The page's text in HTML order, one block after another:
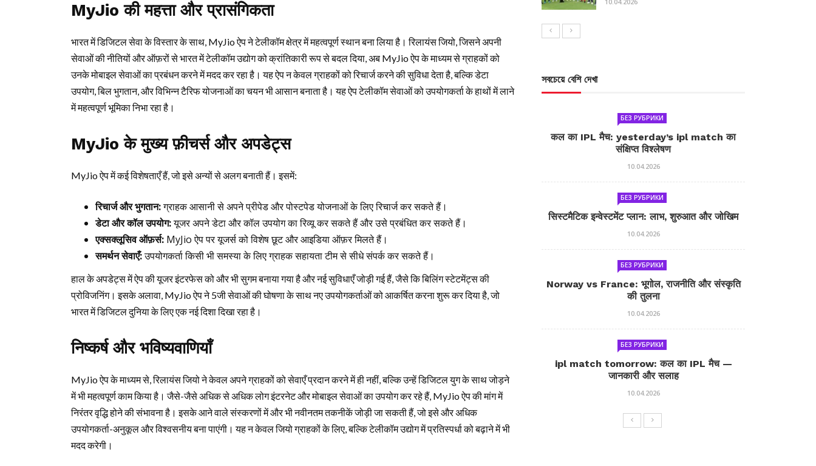
MyJio की महत्ता और प्रासंगिकता
भारत में डिजिटल सेवा के विस्तार के साथ, MyJio ऐप ने टेलीकॉम क्षेत्र में महत्वपूर्ण स्थान बना लिया है। रिलायंस जियो, जिसने अपनी
सेवाओं की नीतियों और ऑफ़रों से भारत में टेलीकॉम उद्योग को क्रांतिकारी रूप से बदल दिया, अब MyJio ऐप के माध्यम से ग्राहकों को
उनके मोबाइल सेवाओं का प्रबंधन करने में मदद कर रहा है। यह ऐप न केवल ग्राहकों को रिचार्ज करने की सुविधा देता है, बल्कि डेटा
उपयोग, बिल भुगतान, और विभिन्न टैरिफ योजनाओं का चयन भी आसान बनाता है। यह ऐप टेलीकॉम सेवाओं को उपयोगकर्ता के हाथों में लाने
में महत्वपूर्ण भूमिका निभा रहा है।
MyJio के मुख्य फ़ीचर्स और अपडेट्स
MyJio ऐप में कई विशेषताएँ हैं, जो इसे अन्यों से अलग बनाती हैं। इसमें:
रिचार्ज और भुगतान:ग्राहक आसानी से अपने प्रीपेड और पोस्टपेड योजनाओं के लिए रिचार्ज कर सकते हैं।
डेटा और कॉल उपयोग:यूजर अपने डेटा और कॉल उपयोग का रिव्यू कर सकते हैं और उसे प्रबंधित कर सकते हैं।
एक्सक्लूसिव ऑफ़र्स: MyJio ऐप पर यूजर्स को विशेष छूट और आइडिया ऑफ़र मिलते हैं।
समर्थन सेवाएँ:उपयोगकर्ता किसी भी समस्या के लिए ग्राहक सहायता टीम से सीधे संपर्क कर सकते हैं।
हाल के अपडेट्स में ऐप की यूजर इंटरफेस को और भी सुगम बनाया गया है और नई सुविधाएँ जोड़ी गई हैं, जैसे कि बिलिंग स्टेटमेंट्स की
प्रोविजनिंग। इसके अलावा, MyJio ऐप ने 5जी सेवाओं की घोषणा के साथ नए उपयोगकर्ताओं को आकर्षित करना शुरू कर दिया है, जो
भारत में डिजिटल दुनिया के लिए एक नई दिशा दिखा रहा है।
निष्कर्ष और भविष्यवाणियाँ
MyJio ऐप के माध्यम से, रिलायंस जियो ने केवल अपने ग्राहकों को सेवाएँ प्रदान करने में ही नहीं, बल्कि उन्हें डिजिटल युग के साथ जोड़ने
में भी महत्वपूर्ण काम किया है। जैसे-जैसे अधिक से अधिक लोग इंटरनेट और मोबाइल सेवाओं का उपयोग कर रहे हैं, MyJio ऐप की मांग में
निरंतर वृद्धि होने की संभावना है। इसके आने वाले संस्करणों में और भी नवीनतम तकनीकें जोड़ी जा सकती हैं, जो इसे और अधिक
उपयोगकर्ता-अनुकूल और विश्वसनीय बना पाएंगी। यह न केवल जियो ग्राहकों के लिए, बल्कि टेलीकॉम उद्योग में प्रतिस्पर्धा को बढ़ाने में भी
मदद करेगी।
সবচেয়ে বেশি দেখা
БЕЗ РУБРИКИ
कल का IPL मैच: yesterday’s ipl match का
संक्षिप्त विश्लेषण
10.04.2026
БЕЗ РУБРИКИ
सिस्टमैटिक इन्वेस्टमेंट प्लान: लाभ, शुरुआत और जोखिम
10.04.2026
БЕЗ РУБРИКИ
Norway vs France: भूगोल, राजनीति और संस्कृति
की तुलना
10.04.2026
БЕЗ РУБРИКИ
ipl match tomorrow: कल का IPL मैच —
जानकारी और सलाह
10.04.2026